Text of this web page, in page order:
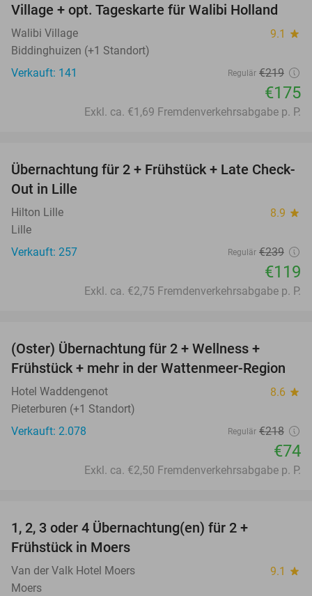
Village + opt. Tageskarte für Walibi Holland
Walibi Village 9.1 star
Biddinghuizen (+1 Standort)
Verkauft: 141
Regulär €219
€175
Exkl. ca. €1,69 Fremdenverkehrsabgabe p. P.
50%
Übernachtung für 2 + Frühstück + Late Check-
Out in Lille
Hilton Lille 8.9 star
Lille
Verkauft: 257
Regulär €239
€119
Exkl. ca. €2,75 Fremdenverkehrsabgabe p. P.
(Oster) Übernachtung für 2 + Wellness +
Frühstück + mehr in der Wattenmeer-Region
Hotel Waddengenot 8.6 star
Pieterburen (+1 Standort)
Verkauft: 2.078
Regulär €218
€74
Exkl. ca. €2,50 Fremdenverkehrsabgabe p. P.
1, 2, 3 oder 4 Übernachtung(en) für 2 +
Frühstück in Moers
Van der Valk Hotel Moers 9.1 star
Moers